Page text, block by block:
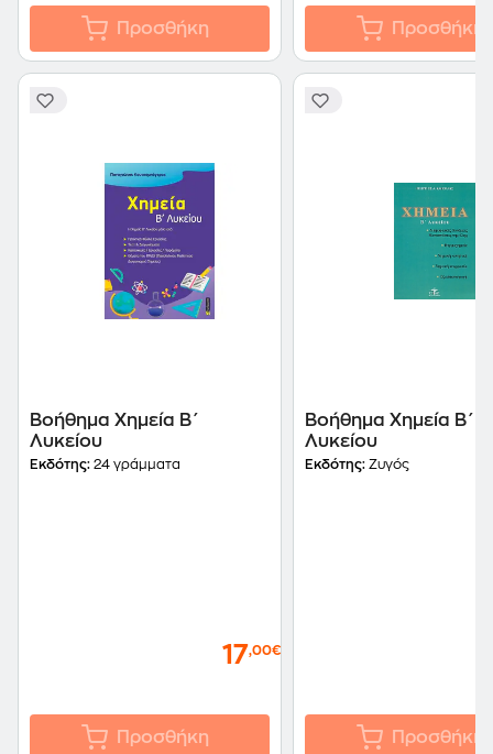
Προσθήκη Προσθήκη
Βοήθημα Χημεία Β΄
Λυκείου
Εκδότης: 24 γράμματα
17,00€
Προσθήκη
Βοήθημα Χημεία Β΄
Λυκείου
Εκδότης: Ζυγός
Προσθήκη